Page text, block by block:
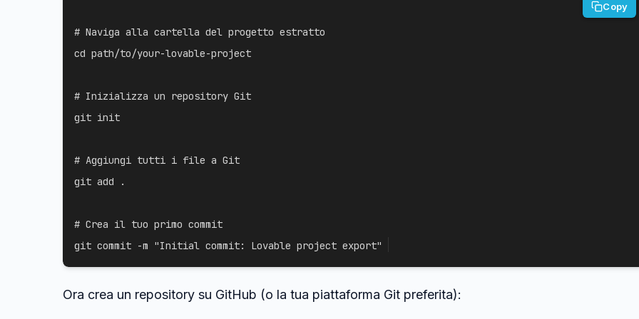
# Naviga alla cartella del progetto estratto
cd path/to/your-lovable-project
# Inizializza un repository Git
git init
# Aggiungi tutti i file a Git
git add .
# Crea il tuo primo commit
git commit -m "Initial commit: Lovable project export"
Copy
Ora crea un repository su GitHub (o la tua piattaforma Git preferita):